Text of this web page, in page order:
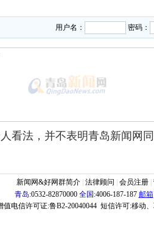
用户名： 密码：
看法，并不表明青岛新闻网